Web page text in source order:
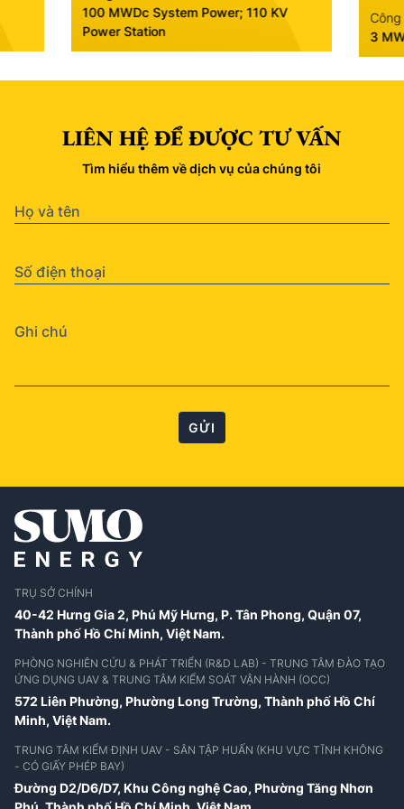
100 MWDc System Power; 110 KV
Power Station
3
LIÊN HỆ ĐỂ ĐƯỢC TƯ VẤN
Tìm hiểu thêm về dịch vụ của chúng tôi
GỬI
TRỤ SỞ CHÍNH
40-42 Hưng Gia 2, Phú Mỹ Hưng, P. Tân Phong, Quận 07,
Thành phố Hồ Chí Minh, Việt Nam.
PHÒNG NGHIÊN CỨU & PHÁT TRIỂN (R&D LAB) - TRUNG TÂM ĐÀO TẠO
ỨNG DỤNG UAV & TRUNG TÂM KIỂM SOÁT VẬN HÀNH (OCC)
572 Liên Phường, Phường Long Trường, Thành phố Hồ Chí
Minh, Việt Nam.
TRUNG TÂM KIỂM ĐỊNH UAV - SÂN TẬP HUẤN (KHU VỰC TĨNH KHÔNG
- CÓ GIẤY PHÉP BAY)
Đường D2/D6/D7, Khu Công nghệ Cao, Phường Tăng Nhơn